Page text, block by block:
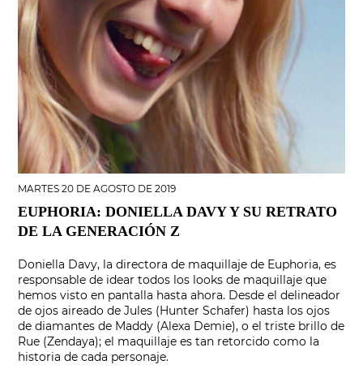
MARTES 20 DE AGOSTO DE 2019
EUPHORIA: DONIELLA DAVY Y SU RETRATO
DE LA GENERACIÓN Z
Doniella Davy, la directora de maquillaje de Euphoria, es
responsable de idear todos los looks de maquillaje que
hemos visto en pantalla hasta ahora. Desde el delineador
de ojos aireado de Jules (Hunter Schafer) hasta los ojos
de diamantes de Maddy (Alexa Demie), o el triste brillo de
Rue (Zendaya); el maquillaje es tan retorcido como la
historia de cada personaje.